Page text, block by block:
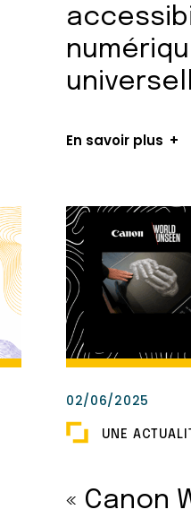
En savoir plus
« Canon
02/06/2025
UNE